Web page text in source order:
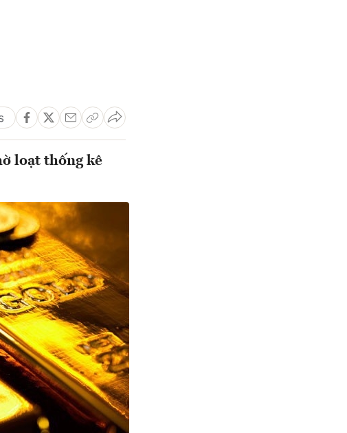
loạt thống kê